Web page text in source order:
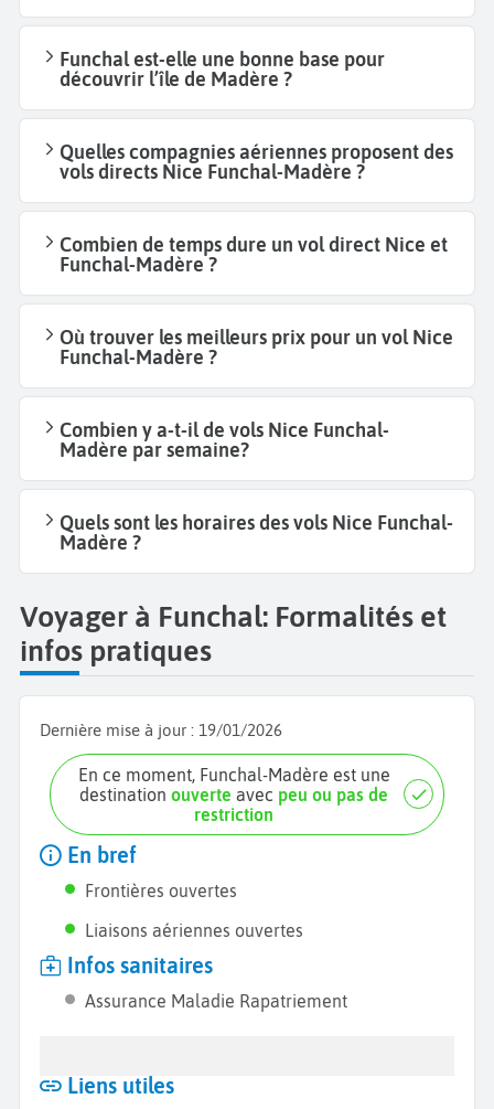
Funchal est-elle une bonne base pour
découvrir l’île de Madère ?
Quelles compagnies aériennes proposent des
vols directs Nice Funchal-Madère ?
Combien de temps dure un vol direct Nice et
Funchal-Madère ?
Où trouver les meilleurs prix pour un vol Nice
Funchal-Madère ?
Combien y a-t-il de vols Nice Funchal-
Madère par semaine?
Quels sont les horaires des vols Nice Funchal-
Madère ?
Voyager à Funchal: Formalités et
infos pratiques
Dernière mise à jour : 19/01/2026
En ce moment, Funchal-Madère est une
destinationouverte avec peu ou pas de
restriction
En bref
Frontières ouvertes
Liaisons aériennes ouvertes
Infos sanitaires
Assurance Maladie Rapatriement
Liens utiles